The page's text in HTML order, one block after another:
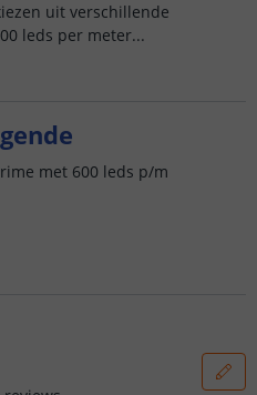
uit verschillende
leds per meter...
met 600 leds p/m